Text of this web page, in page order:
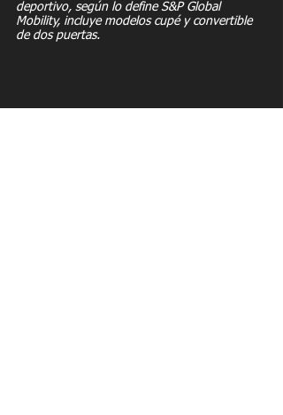
deportivo, según lo define S&P Global
Mobility, incluye modelos cupé y convertible
de dos puertas.